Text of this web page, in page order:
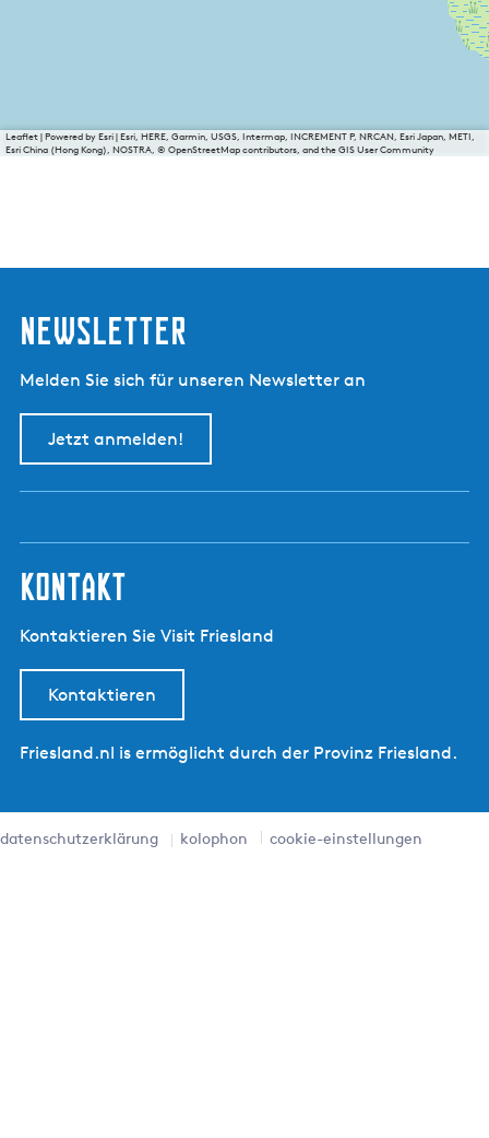
Leaflet|Powered by Esri | Esri, HERE, Garmin, USGS, Intermap, INCREMENT P, NRCAN, Esri Japan, METI,
Esri China (Hong Kong), NOSTRA, © OpenStreetMap contributors, and the GIS User Community
Newsletter
Melden Sie sich für unseren Newsletter an
Jetzt anmelden!
kontakt
Kontaktieren Sie Visit Friesland
Kontaktieren
Friesland.nl is ermöglicht durch der Provinz Friesland.
datenschutzerklärung kolophon cookie-einstellungen